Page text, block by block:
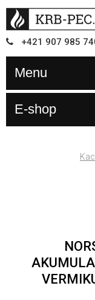
+421 907 985
Menu
E-shop